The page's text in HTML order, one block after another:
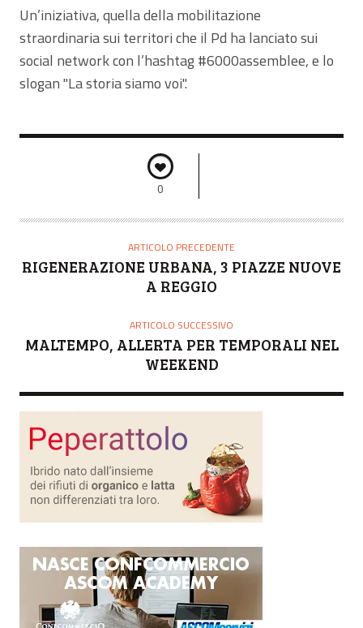
Un’iniziativa, quella della mobilitazione
straordinaria sui territori che il Pd ha lanciato sui
social network con l’hashtag #6000assemblee, e lo
slogan "La storia siamo voi".
0
ARTICOLO PRECEDENTE
RIGENERAZIONE URBANA, 3 PIAZZE NUOVE
A REGGIO
ARTICOLO SUCCESSIVO
MALTEMPO, ALLERTA PER TEMPORALI NEL
WEEKEND